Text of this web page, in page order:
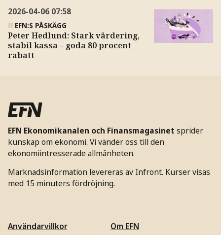
2026-04-06 07:58
EFN:S PÅSKÄGG
Peter Hedlund: Stark värdering,
stabil kassa – goda 80 procent
rabatt
EFN Ekonomikanalen och Finansmagasinet sprider
kunskap om ekonomi. Vi vänder oss till den
ekonomiintresserade allmänheten.
Marknadsinformation levereras av Infront. Kurser visas
med 15 minuters fördröjning.
Användarvillkor
Om EFN